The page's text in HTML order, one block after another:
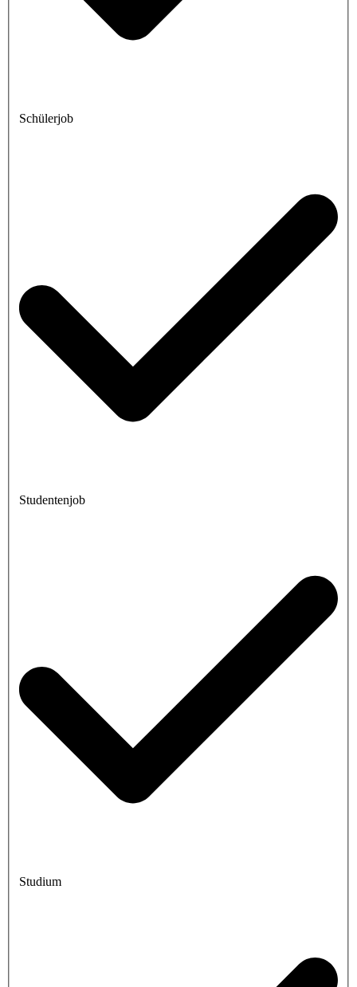
Schülerjob
Studentenjob
Studium